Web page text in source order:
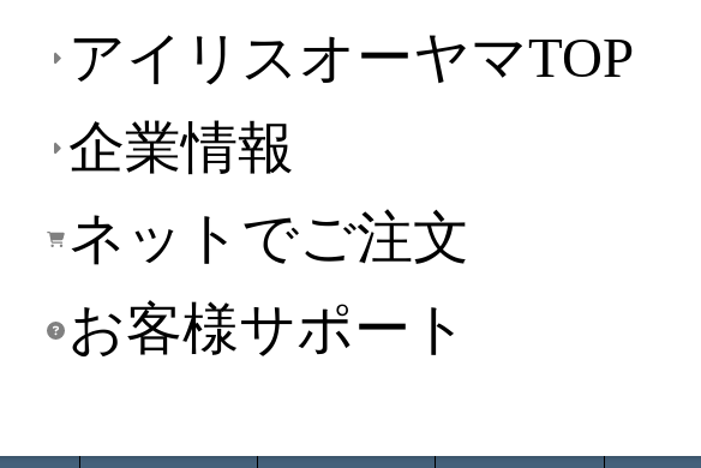
アイリスオーヤマTOP
企業情報
ネットでご注文
お客様サポート